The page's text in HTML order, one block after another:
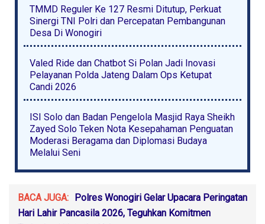
TMMD Reguler Ke 127 Resmi Ditutup, Perkuat
Sinergi TNI Polri dan Percepatan Pembangunan
Desa Di Wonogiri
Valed Ride dan Chatbot Si Polan Jadi Inovasi
Pelayanan Polda Jateng Dalam Ops Ketupat
Candi 2026
ISI Solo dan Badan Pengelola Masjid Raya Sheikh
Zayed Solo Teken Nota Kesepahaman Penguatan
Moderasi Beragama dan Diplomasi Budaya
Melalui Seni
BACA JUGA: Polres Wonogiri Gelar Upacara Peringatan
Hari Lahir Pancasila 2026, Teguhkan Komitmen